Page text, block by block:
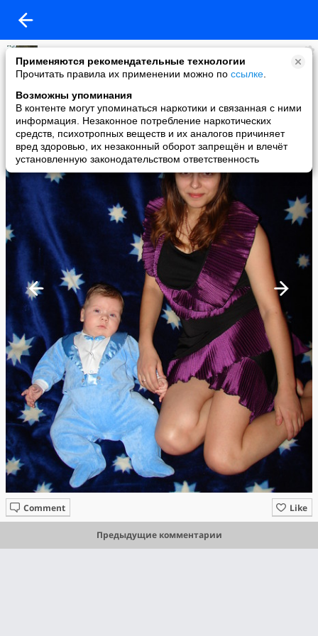
Применяются рекомендательные технологии
Прочитать правила их применении можно по ссылке
Возможны упоминания
В контенте могут упоминаться наркотики и связанная с ними
информация. Незаконное потребление наркотических
средств, психотропных веществ и их аналогов причиняет
вред здоровью, их незаконный оборот запрещён и влечёт
установленную законодательством ответственность
Алина Анненкова
added a photo
20 Jan в 17:31
Like
Comment
Предыдущие комментарии